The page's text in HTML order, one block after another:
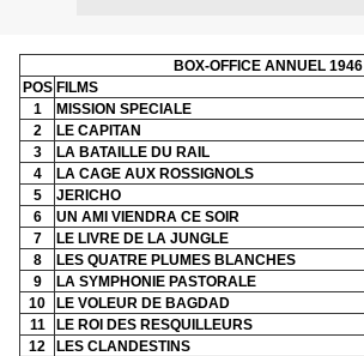
BOX-OFFICE ANNUEL 1946
POS FILMS
1
MISSION SPECIALE
2
LE CAPITAN
3
LA BATAILLE DU RAIL
4
LA CAGE AUX ROSSIGNOLS
5
JERICHO
6
UN AMI VIENDRA CE SOIR
7
LE LIVRE DE LA JUNGLE
8
LES QUATRE PLUMES BLANCHES
9
LA SYMPHONIE PASTORALE
10
LE VOLEUR DE BAGDAD
11
LE ROI DES RESQUILLEURS
12
LES CLANDESTINS